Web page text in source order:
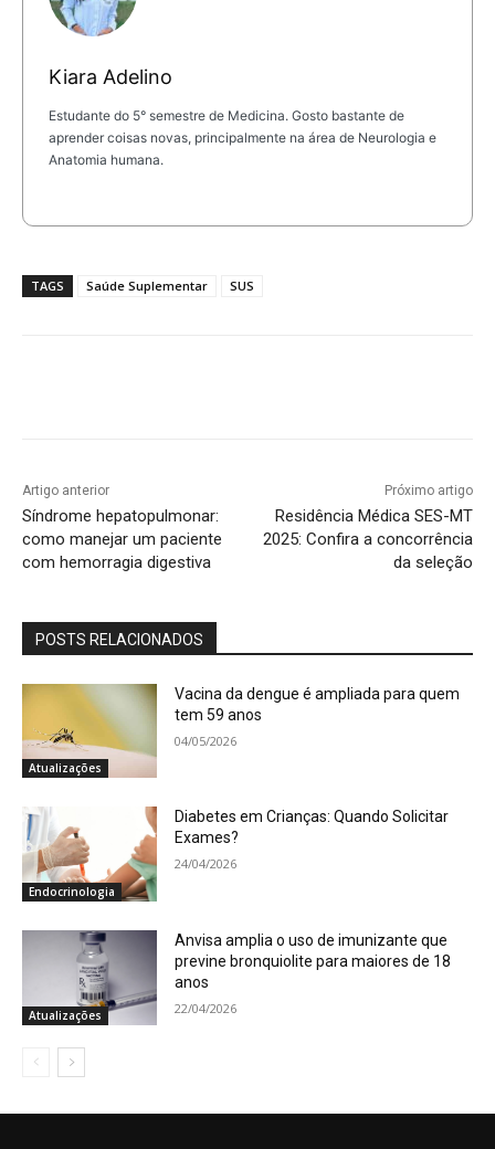
Kiara Adelino
Estudante do 5° semestre de Medicina. Gosto bastante de
aprender coisas novas, principalmente na área de Neurologia e
Anatomia humana.
TAGS Saúde Suplementar SUS
Artigo anterior
Síndrome hepatopulmonar:
como manejar um paciente
com hemorragia digestiva
Próximo artigo
Residência Médica SES-MT
2025: Confira a concorrência
da seleção
POSTS RELACIONADOS
Atualizações
Vacina da dengue é ampliada para quem
tem 59 anos
04/05/2026
Endocrinologia
Diabetes em Crianças: Quando Solicitar
Exames?
24/04/2026
Atualizações
Anvisa amplia o uso de imunizante que
previne bronquiolite para maiores de 18
anos
22/04/2026